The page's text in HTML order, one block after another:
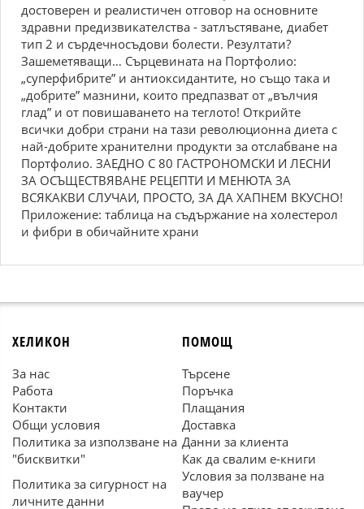
достоверен и реалистичен отговор на основните
здравни предизвикателства - затлъстяване, диабет
тип 2 и сърдечносъдови болести. Резултати?
Зашеметяващи… Сърцевината на Портфолио:
„суперфибрите” и антиоксидантите, но също така и
„добрите” мазнини, които предпазват от „вълчия
глад” и от повишаването на теглото! Открийте
всички добри страни на тази революционна диета с
най-добрите хранителни продукти за отслабване на
Портфолио. ЗАЕДНО С 80 ГАСТРОНОМСКИ И ЛЕСНИ
ЗА ОСЪЩЕСТВЯВАНЕ РЕЦЕПТИ И МЕНЮТА ЗА
ВСЯКАКВИ СЛУЧАИ, ПРОСТО, ЗА ДА ХАПНЕМ ВКУСНО!
Приложение: таблица на съдържание на холестерол
и фибри в обичайните храни
ХЕЛИКОН
За нас
Работа
Контакти
Общи условия
Политика за използване на
"бисквитки"
Политика за сигурност на
личните данни
ПОМОЩ
Търсене
Поръчка
Плащания
Доставка
Данни за клиента
Как да свалим е-книги
Условия за ползване на
ваучер